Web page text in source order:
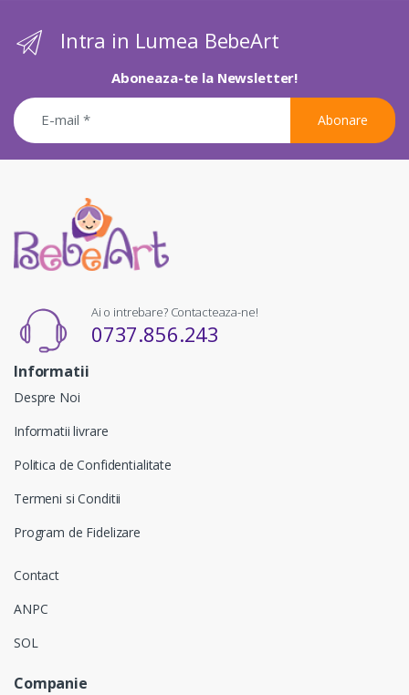
Intra in Lumea BebeArt
Aboneaza-te la Newsletter!
Abonare
Ai o intrebare? Contacteaza-ne!
0737.856.243
Informatii
Despre Noi
Informatii livrare
Politica de Confidentialitate
Termeni si Conditii
Program de Fidelizare
Contact
ANPC
SOL
Companie